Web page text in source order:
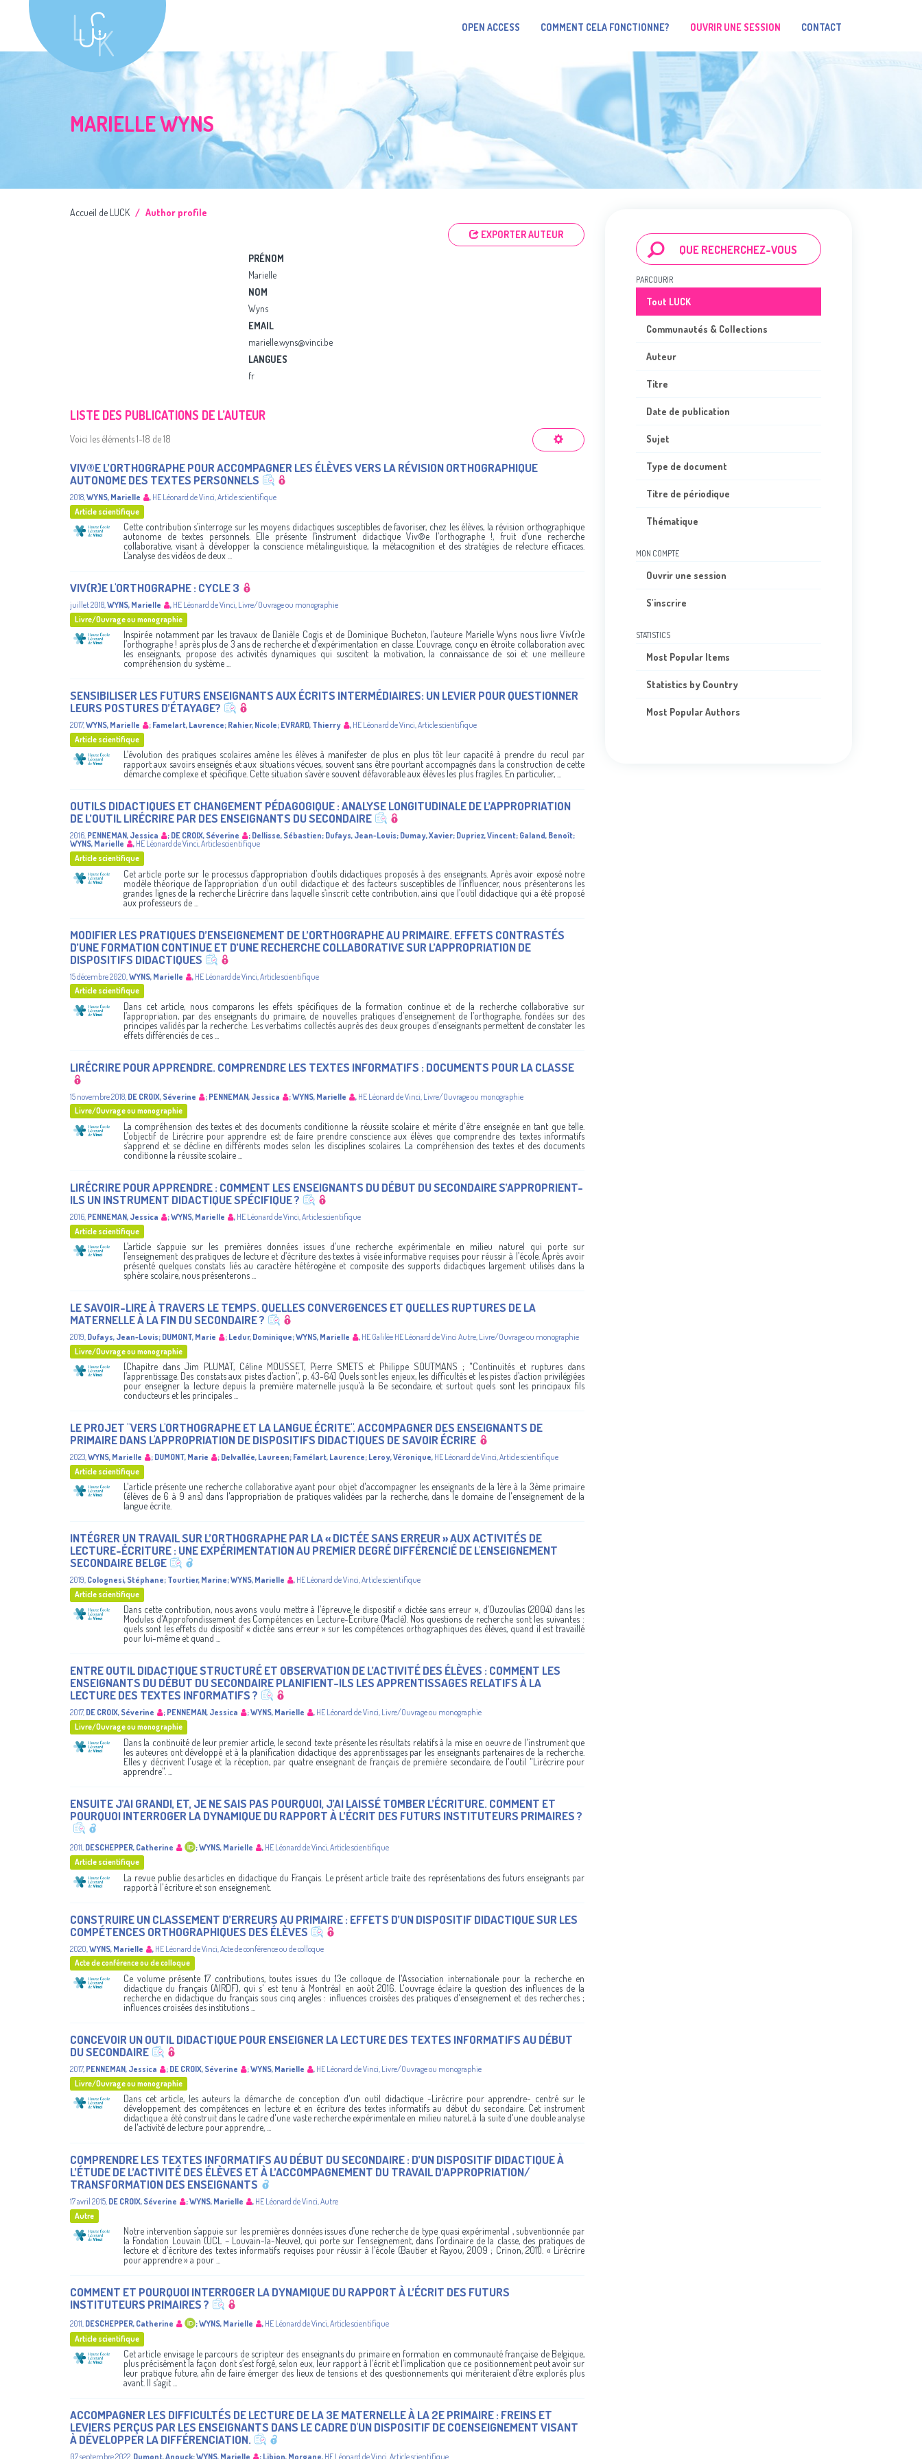
OPEN ACCESS COMMENT CELA FONCTIONNE? OUVRIR UNE SESSION CONTACT
MARIELLE WYNS
Accueil de LUCK
Author profile
EXPORTER AUTEUR
PRÉNOM
Marielle
NOM
Wyns
EMAIL
marielle.wyns@vinci.be
LANGUES
fr
LISTE DES PUBLICATIONS DE L’AUTEUR
Voici les éléments 1-18 de 18
VIV®E L’ORTHOGRAPHE POUR ACCOMPAGNER LES ÉLÈVES VERS LA RÉVISION ORTHOGRAPHIQUE
AUTONOME DES TEXTES PERSONNELS
2018,WYNS, Marielle , HE Léonard de Vinci,Article scientifique
Article scientifique
Cette contribution s’interroge sur les moyens didactiques susceptibles de favoriser, chez les élèves, la révision orthographique
autonome de textes personnels. Elle présente l’instrument didactique Viv®e l’orthographe !, fruit d’une recherche
collaborative, visant à développer la conscience métalinguistique, la métacognition et des stratégies de relecture efficaces.
L’analyse des vidéos de deux ...
VIV(R)E L'ORTHOGRAPHE : CYCLE 3
juillet 2018,WYNS, Marielle , HE Léonard de Vinci, Livre/Ouvrage ou monographie
Livre/Ouvrage ou monographie
Inspirée notamment par les travaux de Danièle Cogis et de Dominique Bucheton, l’auteure Marielle Wyns nous livre Viv(r)e
l’orthographe ! après plus de 3 ans de recherche et d’expérimentation en classe. L’ouvrage, conçu en étroite collaboration avec
les enseignants, propose des activités dynamiques qui suscitent la motivation, la connaissance de soi et une meilleure
compréhension du système ...
SENSIBILISER LES FUTURS ENSEIGNANTS AUX ÉCRITS INTERMÉDIAIRES: UN LEVIER POUR QUESTIONNER
LEURS POSTURES D’ÉTAYAGE?
2017,WYNS, Marielle ; Famelart, Laurence; Rahier, Nicole; EVRARD, Thierry , HE Léonard de Vinci,Article scientifique
Article scientifique
L’évolution des pratiques scolaires amène les élèves à manifester de plus en plus tôt leur capacité à prendre du recul par
rapport aux savoirs enseignés et aux situations vécues, souvent sans être pourtant accompagnés dans la construction de cette
démarche complexe et spécifique. Cette situation s’avère souvent défavorable aux élèves les plus fragiles. En particulier, ...
OUTILS DIDACTIQUES ET CHANGEMENT PÉDAGOGIQUE : ANALYSE LONGITUDINALE DE L’APPROPRIATION
DE L’OUTIL LIRÉCRIRE PAR DES ENSEIGNANTS DU SECONDAIRE
2016, PENNEMAN, Jessica ; DE CROIX, Séverine ; Dellisse, Sébastien; Dufays, Jean-Louis; Dumay, Xavier; Dupriez, Vincent; Galand, Benoît;
WYNS, Marielle
, HE Léonard de Vinci,Article scientifique
Article scientifique
Cet article porte sur le processus d’appropriation d’outils didactiques proposés à des enseignants. Après avoir exposé notre
modèle théorique de l’appropriation d’un outil didactique et des facteurs susceptibles de l’influencer, nous présenterons les
grandes lignes de la recherche Lirécrire dans laquelle s’inscrit cette contribution, ainsi que l’outil didactique qui a été proposé
aux professeurs de ...
MODIFIER LES PRATIQUES D’ENSEIGNEMENT DE L’ORTHOGRAPHE AU PRIMAIRE. EFFETS CONTRASTÉS
D’UNE FORMATION CONTINUE ET D’UNE RECHERCHE COLLABORATIVE SUR L’APPROPRIATION DE
DISPOSITIFS DIDACTIQUES
15 décembre 2020 WYNS, Marielle , HE Léonard de Vinci Article scientifique
Article scientifique
Dans cet article, nous comparons les effets spécifiques de la formation continue et de la recherche collaborative sur
l’appropriation, par des enseignants du primaire, de nouvelles pratiques d’enseignement de l’orthographe, fondées sur des
principes validés par la recherche. Les verbatims collectés auprès des deux groupes d’enseignants permettent de constater les
effets différenciés de ces ...
LIRÉCRIRE POUR APPRENDRE. COMPRENDRE LES TEXTES INFORMATIFS : DOCUMENTS POUR LA CLASSE
15 novembre 2018 DE CROIX, Séverine ; PENNEMAN, Jessica ;WYNS, Marielle , HE Léonard de Vinci Livre/Ouvrage ou monographie
Livre/Ouvrage ou monographie
La compréhension des textes et des documents conditionne la réussite scolaire et mérite d'être enseignée en tant que telle.
L’objectif de Lirécrire pour apprendre est de faire prendre conscience aux élèves que comprendre des textes informatifs
s’apprend et se décline en différents modes selon les disciplines scolaires. La compréhension des textes et des documents
conditionne la réussite scolaire ...
LIRÉCRIRE POUR APPRENDRE : COMMENT LES ENSEIGNANTS DU DÉBUT DU SECONDAIRE S’APPROPRIENT-
ILS UN INSTRUMENT DIDACTIQUE SPÉCIFIQUE ?
2016 PENNEMAN, Jessica ;WYNS, Marielle , HE Léonard de Vinci Article scientifique
Article scientifique
L’article s’appuie sur les premières données issues d’une recherche expérimentale en milieu naturel qui porte sur
l’enseignement des pratiques de lecture et d’écriture des textes à visée informative requises pour réussir à l’école. Après avoir
présenté quelques constats liés au caractère hétérogène et composite des supports didactiques largement utilisés dans la
sphère scolaire, nous présenterons ...
LE SAVOIR-LIRE À TRAVERS LE TEMPS. QUELLES CONVERGENCES ET QUELLES RUPTURES DE LA
MATERNELLE À LA FIN DU SECONDAIRE ?
2019 Dufays, Jean-Louis; DUMONT, Marie ; Ledur, Dominique;WYNS, Marielle , HE Galilée HE Léonard de Vinci Autre Livre/Ouvrage ou monographie
Livre/Ouvrage ou monographie
[Chapitre dans Jim PLUMAT, Céline MOUSSET, Pierre SMETS et Philippe SOUTMANS ; "Continuités et ruptures dans
l’apprentissage. Des constats aux pistes d’action", p. 43-64] Quels sont les enjeux, les difficultés et les pistes d’action privilégiées
pour enseigner la lecture depuis la première maternelle jusqu’à la 6e secondaire, et surtout quels sont les principaux fils
conducteurs et les principales ...
LE PROJET "VERS L'ORTHOGRAPHE ET LA LANGUE ÉCRITE". ACCOMPAGNER DES ENSEIGNANTS DE
PRIMAIRE DANS L'APPROPRIATION DE DISPOSITIFS DIDACTIQUES DE SAVOIR ÉCRIRE
2023,WYNS, Marielle ; DUMONT, Marie ; Delvallée, Laureen; Famélart, Laurence; Leroy, Véronique, HE Léonard de Vinci,Article scientifique
Article scientifique
L'article présente une recherche collaborative ayant pour objet d'accompagner les enseignants de la 1ère à la 3ème primaire
(élèves de 6 à 9 ans) dans l'appropriation de pratiques validées par la recherche, dans le domaine de l'enseignement de la
langue écrite.
INTÉGRER UN TRAVAIL SUR L’ORTHOGRAPHE PAR LA « DICTÉE SANS ERREUR » AUX ACTIVITÉS DE
LECTURE-ÉCRITURE : UNE EXPÉRIMENTATION AU PREMIER DEGRÉ DIFFÉRENCIÉ DE L'ENSEIGNEMENT
SECONDAIRE BELGE
2019, Colognesi, Stéphane; Tourtier, Marine;WYNS, Marielle , HE Léonard de Vinci,Article scientifique
Article scientifique
Dans cette contribution, nous avons voulu mettre à l’épreuve le dispositif « dictée sans erreur », d’Ouzoulias (2004) dans les
Modules d'Approfondissement des Compétences en Lecture-Écriture (Maclé). Nos questions de recherche sont les suivantes :
quels sont les effets du dispositif « dictée sans erreur » sur les compétences orthographiques des élèves, quand il est travaillé
pour lui-même et quand ...
ENTRE OUTIL DIDACTIQUE STRUCTURÉ ET OBSERVATION DE L’ACTIVITÉ DES ÉLÈVES : COMMENT LES
ENSEIGNANTS DU DÉBUT DU SECONDAIRE PLANIFIENT-ILS LES APPRENTISSAGES RELATIFS À LA
LECTURE DES TEXTES INFORMATIFS ?
2017, DE CROIX, Séverine ; PENNEMAN, Jessica ;WYNS, Marielle , HE Léonard de Vinci, Livre/Ouvrage ou monographie
Livre/Ouvrage ou monographie
Dans la continuité de leur premier article, le second texte présente les résultats relatifs à la mise en oeuvre de l'instrument que
les auteures ont développé et à la planification didactique des apprentissages par les enseignants partenaires de la recherche.
Elles y décrivent l'usage et la réception, par quatre enseignant de français de première secondaire, de l'outil "Lirécrire pour
apprendre". ...
ENSUITE J’AI GRANDI, ET, JE NE SAIS PAS POURQUOI, J’AI LAISSÉ TOMBER L’ÉCRITURE. COMMENT ET
POURQUOI INTERROGER LA DYNAMIQUE DU RAPPORT À L’ÉCRIT DES FUTURS INSTITUTEURS PRIMAIRES ?
2011 DESCHEPPER, Catherine ;WYNS, Marielle , HE Léonard de Vinci Article scientifique
Article scientifique
La revue publie des articles en didactique du Français. Le présent article traite des représentations des futurs enseignants par
rapport à l'écriture et son enseignement.
CONSTRUIRE UN CLASSEMENT D’ERREURS AU PRIMAIRE : EFFETS D’UN DISPOSITIF DIDACTIQUE SUR LES
COMPÉTENCES ORTHOGRAPHIQUES DES ÉLÈVES
2020 WYNS, Marielle , HE Léonard de Vinci Acte de conférence ou de colloque
Acte de conférence ou de colloque
Ce volume présente 17 contributions, toutes issues du 13e colloque de l'Association internationale pour la recherche en
didactique du français (AIRDF), qui s' est tenu à Montréal en août 2016. L'ouvrage éclaire la question des influences de la
recherche en didactique du français sous cinq angles : influences croisées des pratiques d'enseignement et des recherches ;
influences croisées des institutions ...
CONCEVOIR UN OUTIL DIDACTIQUE POUR ENSEIGNER LA LECTURE DES TEXTES INFORMATIFS AU DÉBUT
DU SECONDAIRE
2017, PENNEMAN, Jessica ; DE CROIX, Séverine ;WYNS, Marielle , HE Léonard de Vinci Livre/Ouvrage ou monographie
Livre/Ouvrage ou monographie
Dans cet article, les auteurs la démarche de conception d'un outil didactique -Lirécrire pour apprendre- centré sur le
développement des compétences en lecture et en écriture des textes informatifs au début du secondaire. Cet instrument
didactique a été construit dans le cadre d'une vaste recherche expérimentale en milieu naturel, à la suite d'une double analyse
de l'activité de lecture pour apprendre, ...
COMPRENDRE LES TEXTES INFORMATIFS AU DÉBUT DU SECONDAIRE : D’UN DISPOSITIF DIDACTIQUE À
L’ÉTUDE DE L’ACTIVITÉ DES ÉLÈVES ET À L’ACCOMPAGNEMENT DU TRAVAIL D’APPROPRIATION/
TRANSFORMATION DES ENSEIGNANTS
17 avril 2015 DE CROIX, Séverine ;WYNS, Marielle , HE Léonard de Vinci Autre
Autre
Notre intervention s’appuie sur les premières données issues d’une recherche de type quasi expérimental , subventionnée par
la Fondation Louvain (UCL – Louvain-la-Neuve), qui porte sur l’enseignement, dans l’ordinaire de la classe, des pratiques de
lecture et d’écriture des textes informatifs requises pour réussir à l’école (Bautier et Rayou, 2009 ; Crinon, 2011). « Lirécrire
pour apprendre » a pour ...
COMMENT ET POURQUOI INTERROGER LA DYNAMIQUE DU RAPPORT À L’ÉCRIT DES FUTURS
INSTITUTEURS PRIMAIRES ?
2011, DESCHEPPER, Catherine ;WYNS, Marielle , HE Léonard de Vinci,Article scientifique
Article scientifique
Cet article envisage le parcours de scripteur des enseignants du primaire en formation en communauté française de Belgique,
plus précisément la façon dont s’est forgé, selon eux, leur rapport à l’écrit et l’implication que ce positionnement peut avoir sur
leur pratique future, afin de faire émerger des lieux de tensions et des questionnements qui mériteraient d’être explorés plus
avant. Il s’agit ...
ACCOMPAGNER LES DIFFICULTÉS DE LECTURE DE LA 3E MATERNELLE À LA 2E PRIMAIRE : FREINS ET
LEVIERS PERÇUS PAR LES ENSEIGNANTS DANS LE CADRE D'UN DISPOSITIF DE COENSEIGNEMENT VISANT
À DÉVELOPPER LA DIFFÉRENCIATION.
07 septembre 2022 Dumont, Anouck;WYNS, Marielle ; Libion, Morgane, HE Léonard de Vinci Article scientifique
PARCOURIR
Tout LUCK
Communautés & Collections
Auteur
Titre
Date de publication
Sujet
Type de document
Titre de périodique
Thématique
MON COMPTE
Ouvrir une session
S'inscrire
STATISTICS
Most Popular Items
Statistics by Country
Most Popular Authors